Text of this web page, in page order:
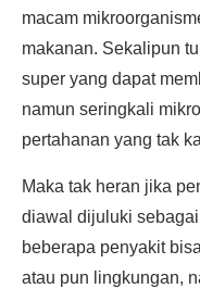
macam
makanan. Sekalipun
super yang dapat
namun seringkali
pertahanan yang tak
Maka tak heran jika
diawal dijuluki
beberapa penyakit
atau pun lingkungan,